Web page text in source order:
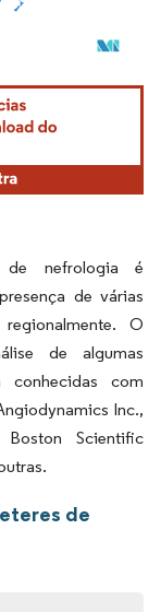
conforme CC BY 4.0.
nefrologia é
de várias
O
de algumas
conhecidas com
Inc.,
Scientific
de